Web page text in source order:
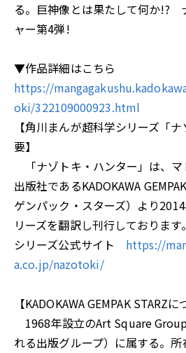
る。巨神像とは果たして何か――!?
ャー第4弾!
▼作品詳細はこちら
https://
oki/322109000923.html
【角川まんが超科学シリーズ「
要】
「ナゾトキ・ハンター」は、
出版社であるKADOKAWA
ゲンパック・スターズ）より
リーズを翻訳し刊行しております。
シリーズ公式サイト https://
a.co.jp/nazotoki/
【KADOKAWA GEMPAK STARZに
1968年設立のArt Square
れる出版グループ）に属する。